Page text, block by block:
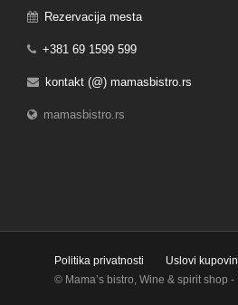
Rezervacija mesta
+381 69 1599 599
kontakt (@) mamasbistro.rs
mamasbistro.rs
Politika privatnosti
Uslovi
© Mama’s bistro, Wine & spirit shop